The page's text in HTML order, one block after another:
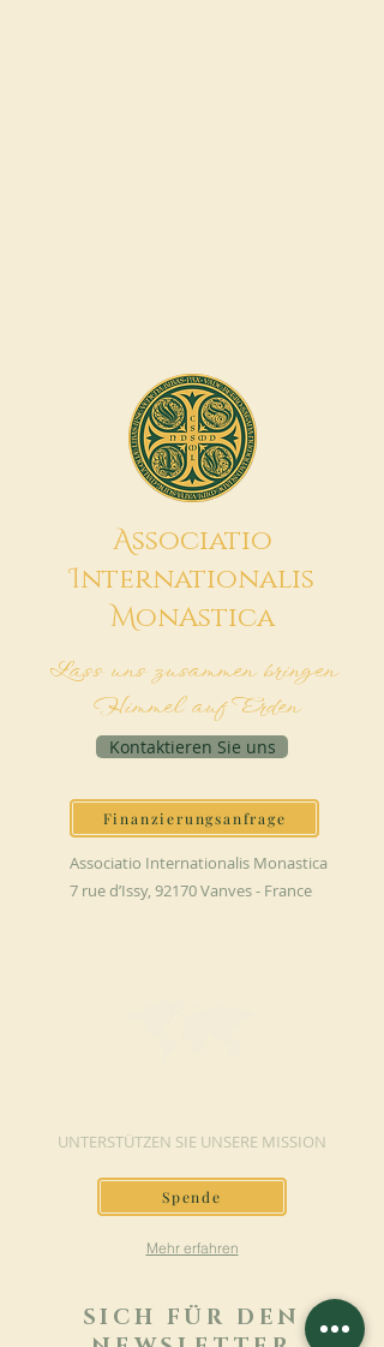
Associatio
Internationalis
MonAstica
Lass uns zusammen bringen
Himmel auf Erden
Kontaktieren Sie uns
Finanzierungsanfrage
Associatio Internationalis Monastica
7 rue d’Issy, 92170 Vanves - France
UNTERSTÜTZEN SIE UNSERE MISSION
Spende
Mehr erfahren
SICH FÜR DEN